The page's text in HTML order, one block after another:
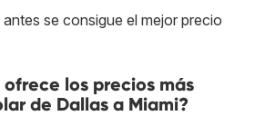
se consigue el mejor precio
los precios más
de Dallas a Miami?